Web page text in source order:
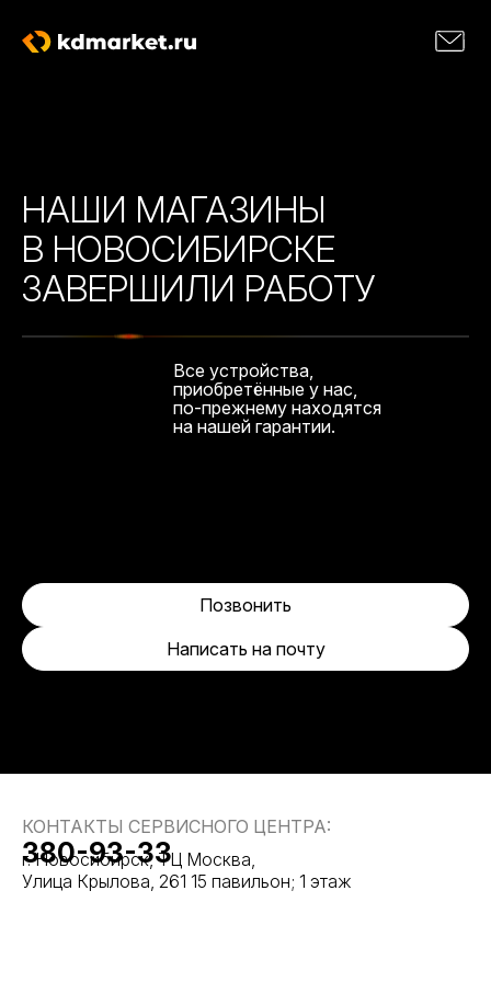
НАШИ МАГАЗИНЫ
В НОВОСИБИРСКЕ
ЗАВЕРШИЛИ РАБОТУ
Все устройства,
приобретённые у нас,
по-прежнему находятся
на нашей гарантии.
Написать на почту
Позвонить
КОНТАКТЫ СЕРВИСНОГО ЦЕНТРА:
г. Новосибирск, ТЦ Москва,
Улица Крылова, 261 15 павильон; 1 этаж
380-93-33